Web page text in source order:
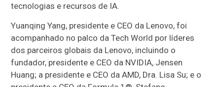
tecnologias e recursos de IA.
Yuanqing Yang, presidente e CEO da Lenovo, foi
acompanhado no palco da Tech World por líderes
dos parceiros globais da Lenovo, incluindo o
fundador, presidente e CEO da NVIDIA, Jensen
Huang; a presidente e CEO da AMD, Dra. Lisa Su; e o